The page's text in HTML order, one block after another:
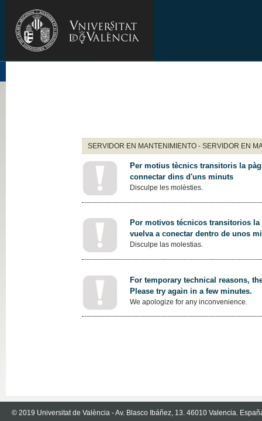
SERVIDOR EN MANTENIMIENTO - SERVIDOR EN
Per motius tècnics transitoris la
connectar dins d'uns minuts
Disculpe les molèsties.
Por motivos técnicos transitorios
vuelva a conectar dentro de unos
Disculpe las molestias.
For temporary technical reasons,
Please try again in a few minutes.
We apologize for any inconvenience.
© 2019 Universitat de València - Av. Blasco Ibáñez, 13. 46010 Valencia.